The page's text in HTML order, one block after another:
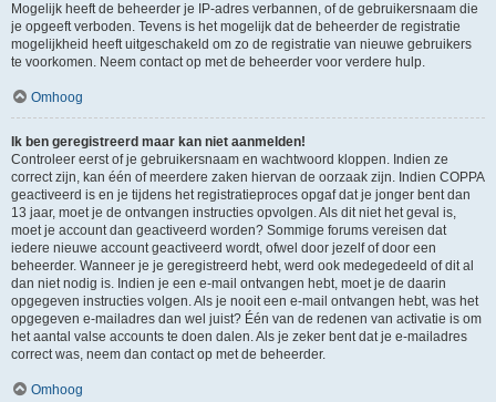
Mogelijk heeft de beheerder je IP-adres verbannen, of de gebruikersnaam die
je opgeeft verboden. Tevens is het mogelijk dat de beheerder de registratie
mogelijkheid heeft uitgeschakeld om zo de registratie van nieuwe gebruikers
te voorkomen. Neem contact op met de beheerder voor verdere hulp.
Omhoog
Ik ben geregistreerd maar kan niet aanmelden!
Controleer eerst of je gebruikersnaam en wachtwoord kloppen. Indien ze
correct zijn, kan één of meerdere zaken hiervan de oorzaak zijn. Indien COPPA
geactiveerd is en je tijdens het registratieproces opgaf dat je jonger bent dan
13 jaar, moet je de ontvangen instructies opvolgen. Als dit niet het geval is,
moet je account dan geactiveerd worden? Sommige forums vereisen dat
iedere nieuwe account geactiveerd wordt, ofwel door jezelf of door een
beheerder. Wanneer je je geregistreerd hebt, werd ook medegedeeld of dit al
dan niet nodig is. Indien je een e-mail ontvangen hebt, moet je de daarin
opgegeven instructies volgen. Als je nooit een e-mail ontvangen hebt, was het
opgegeven e-mailadres dan wel juist? Één van de redenen van activatie is om
het aantal valse accounts te doen dalen. Als je zeker bent dat je e-mailadres
correct was, neem dan contact op met de beheerder.
Omhoog